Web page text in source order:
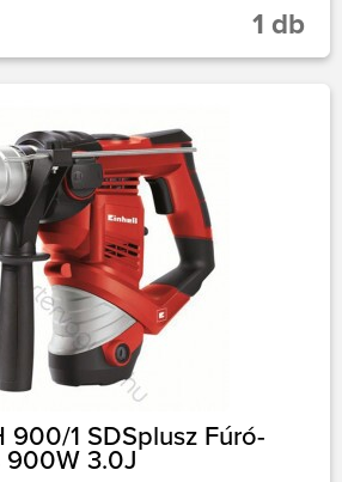
1 db
900/1 SDSplusz Fúró-
900W 3.0J